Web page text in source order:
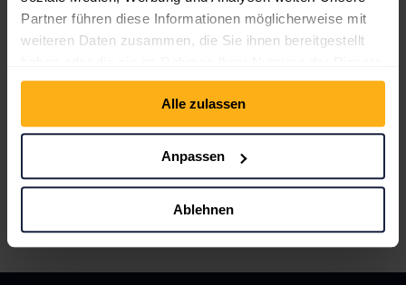
Partner führen diese Informationen möglicherweise mit
weiteren Daten zusammen, die Sie ihnen bereitgestellt
gesammelt haben.
Alle zulassen
Anpassen
Ablehnen
Elementor Main Demo
Back to projects list